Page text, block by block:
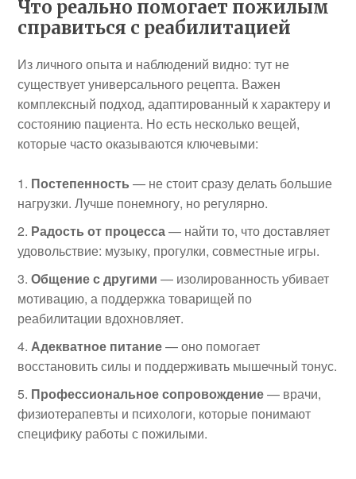
Что реально помогает пожилым
справиться с реабилитацией
Из личного опыта и наблюдений видно: тут не
существует универсального рецепта. Важен
комплексный подход, адаптированный к характеру и
состоянию пациента. Но есть несколько вещей,
которые часто оказываются ключевыми:
Постепенность — не стоит сразу делать большие
нагрузки. Лучше понемногу, но регулярно.
Радость от процесса— найти то, что доставляет
удовольствие: музыку, прогулки, совместные игры.
Общение с другими — изолированность убивает
мотивацию, а поддержка товарищей по
реабилитации вдохновляет.
Адекватное питание— оно помогает
восстановить силы и поддерживать мышечный тонус.
Профессиональное сопровождение— врачи,
физиотерапевты и психологи, которые понимают
специфику работы с пожилыми.